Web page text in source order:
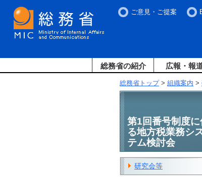
ご意見・ご提案
総務省の紹介 広報・報
総務省トップ> 組織案内 >
第1回番号制度に
る地方税業務シ
テム検討会
研究会等